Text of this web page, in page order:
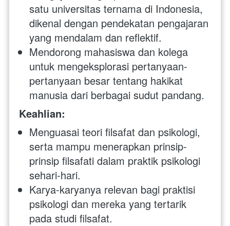
satu universitas ternama di Indonesia,
dikenal dengan pendekatan pengajaran
yang mendalam dan reflektif.
Mendorong mahasiswa dan kolega
untuk mengeksplorasi pertanyaan-
pertanyaan besar tentang hakikat
manusia dari berbagai sudut pandang.
Keahlian:
Menguasai teori filsafat dan psikologi,
serta mampu menerapkan prinsip-
prinsip filsafati dalam praktik psikologi
sehari-hari.
Karya-karyanya relevan bagi praktisi
psikologi dan mereka yang tertarik
pada studi filsafat.